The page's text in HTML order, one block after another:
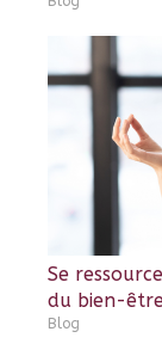
Se
du bien-
Blog